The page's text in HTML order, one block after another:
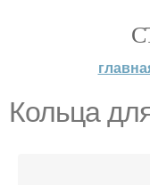
Кольца